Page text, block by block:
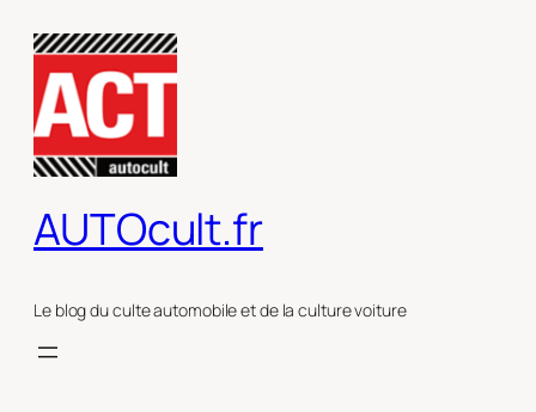
contenu
AUTOcult.fr
Le blog du culte automobile et de la culture voiture